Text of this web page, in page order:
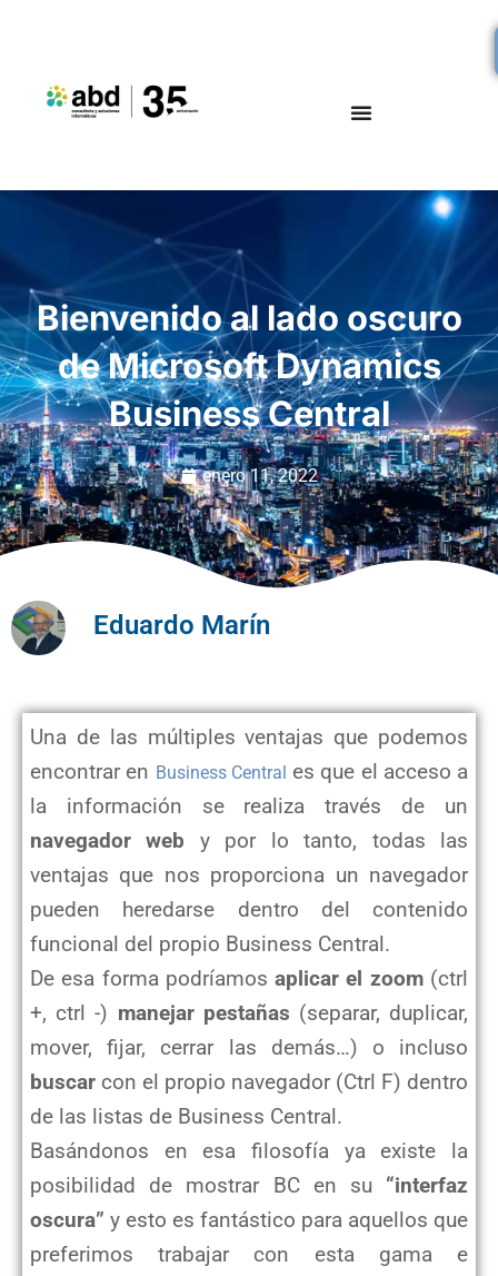
Bienvenido al lado oscuro
de Microsoft Dynamics
Business Central
enero 11, 2022
Eduardo Marín
Una de las múltiples ventajas que podemos
encontrar en Business Central es que el acceso a
la información se realiza través de un
navegador web y por lo tanto, todas las
ventajas que nos proporciona un navegador
pueden heredarse dentro del contenido
funcional del propio Business Central.
De esa forma podríamosaplicar el zoom(ctrl
+, ctrl -) manejar pestañas (separar, duplicar,
mover, fijar, cerrar las demás…) o incluso
buscar con el propio navegador (Ctrl F) dentro
de las listas de Business Central.
Basándonos en esa filosofía ya existe la
posibilidad de mostrar BC en su “interfaz
oscura” y esto es fantástico para aquellos que
preferimos trabajar con esta gama e